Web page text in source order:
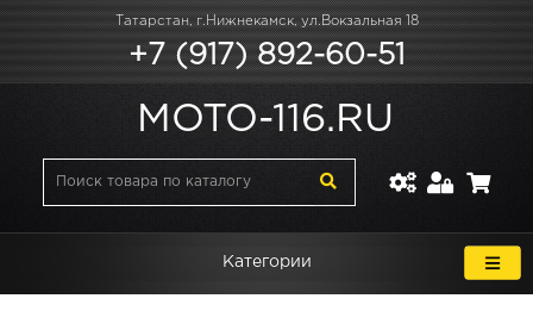
Татарстан, г.Нижнекамск, ул.Вокзальная 18
+7 (917) 892-60-51
MOTO-116.RU
Категории